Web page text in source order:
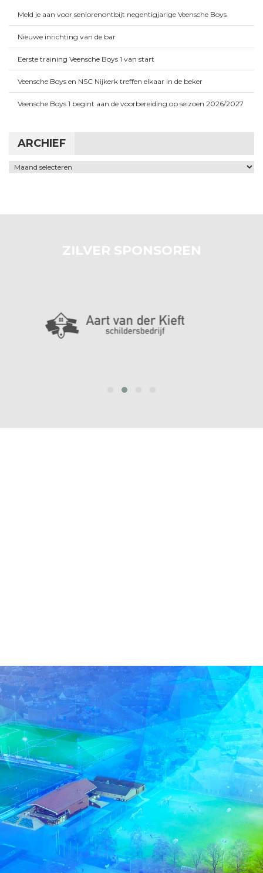
Meld je aan voor seniorenontbijt negentigjarige Veensche Boys
Nieuwe inrichting van de bar
Eerste training Veensche Boys 1 van start
Veensche Boys en NSC Nijkerk treffen elkaar in de beker
Veensche Boys 1 begint aan de voorbereiding op seizoen 2026/2027
ARCHIEF
Archief
ZILVER SPONSOREN
prev